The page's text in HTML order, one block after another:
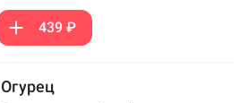
439 ₽
Огурец